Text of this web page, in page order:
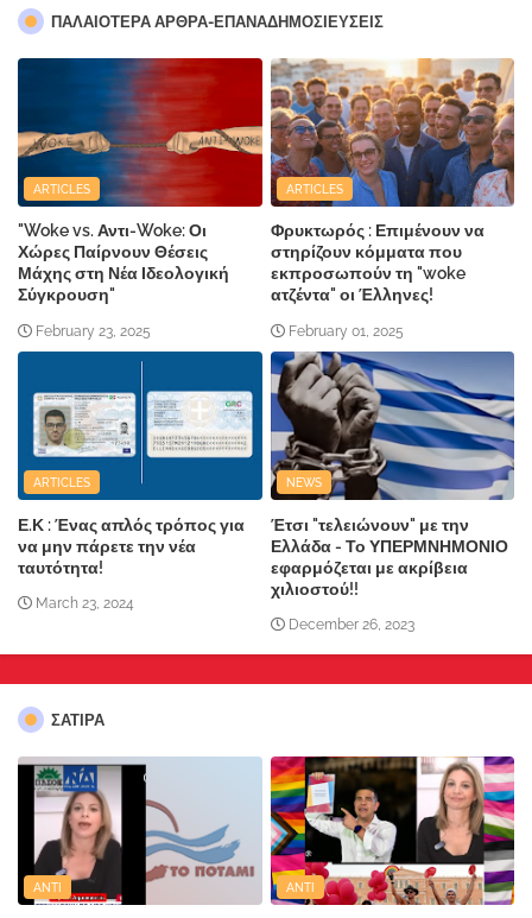
ΠΑΛΑΙΟΤΕΡΑ ΑΡΘΡΑ-ΕΠΑΝΑΔΗΜΟΣΙΕΥΣΕΙΣ
ARTICLES
"Woke vs. Αντι-Woke: Οι
Χώρες Παίρνουν Θέσεις
Μάχης στη Νέα Ιδεολογική
Σύγκρουση"
February 23, 2025
ARTICLES
Φρυκτωρός : Επιμένουν να
στηρίζουν κόμματα που
εκπροσωπούν τη "woke
ατζέντα" οι Έλληνες!
February 01, 2025
ARTICLES
Ε.Κ : Ένας απλός τρόπος για
να μην πάρετε την νέα
ταυτότητα!
March 23, 2024
NEWS
Έτσι "τελειώνουν" με την
Ελλάδα - Το ΥΠΕΡΜΝΗΜΟΝΙΟ
εφαρμόζεται με ακρίβεια
χιλιοστού!!
December 26, 2023
ΣΑΤΙΡΑ
ANTI ANTI